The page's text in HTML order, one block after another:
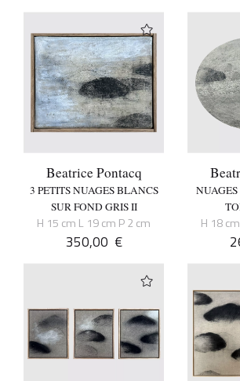
Beatrice Pontacq
3 PETITS NUAGES BLANCS
SUR FOND GRIS II
H 15 cm L 19 cm P 2 cm
350,00 €
H 18